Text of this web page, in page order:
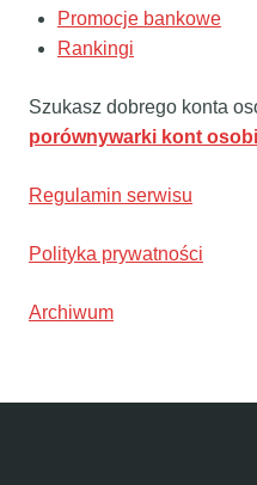
Promocje bankowe
Rankingi
Szukasz dobrego konta
porównywarki kont
Regulamin serwisu
Polityka prywatności
Archiwum